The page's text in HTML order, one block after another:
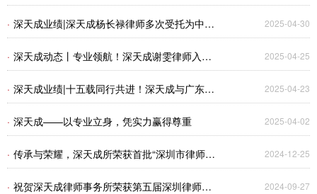
· 深天成业绩|深天成杨长禄律师多次受托为中国
务合法合规，保障债权安全
2025-04-30
· 深天成动态丨专业领航！深天成谢雯律师入选
2025-04-25
· 深天成业绩|十五载同行共进！深天成与广东东
2025-04-23
· 深天成——以专业立身，凭实力赢得尊重 2025-04-02
· 传承与荣耀，深天成所荣获首批“深圳市律师协
2024-12-25
· 祝贺深天成律师事务所荣获第五届深圳律师业
2024-09-27